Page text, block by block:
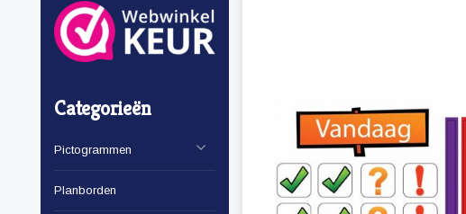
Categorieën
Pictogrammen
Planborden